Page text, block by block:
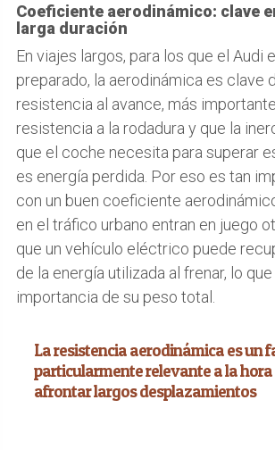
Coeficiente aerodinámico: clave
larga duración
En viajes largos, para los que el Audi
preparado, la aerodinámica es clave
resistencia al avance, más
resistencia a la rodadura y que la
que el coche necesita para superar
es energía perdida. Por eso es tan
con un buen coeficiente
en el tráfico urbano entran en juego
que un vehículo eléctrico puede
de la energía utilizada al frenar, lo
importancia de su peso total.
La resistencia aerodinámica es un
particularmente relevante a la hora
afrontar largos desplazamientos